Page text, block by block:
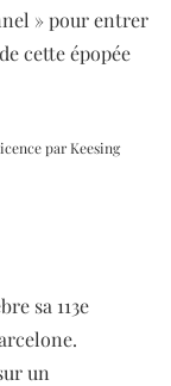
» pour entrer
cette épopée
par Keesing
sa 113e
un